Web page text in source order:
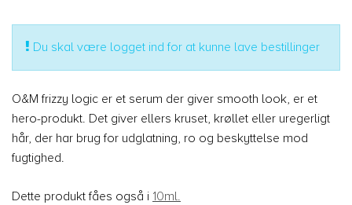
Du skal være logget ind for at kunne lave bestillinger
O&M frizzy logic er et serum der giver smooth look, er et
hero-produkt. Det giver ellers kruset, krøllet eller uregerligt
hår, der har brug for udglatning, ro og beskyttelse mod
fugtighed.
Dette produkt fåes også i 10ml.